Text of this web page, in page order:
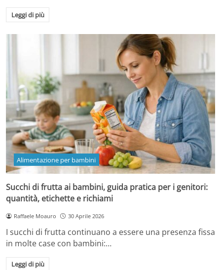
Leggi di più
Alimentazione per bambini
Succhi di frutta ai bambini, guida pratica per i genitori:
quantità, etichette e richiami
Raffaele Moauro 30 Aprile 2026
I succhi di frutta continuano a essere una presenza fissa
in molte case con bambini:…
Leggi di più